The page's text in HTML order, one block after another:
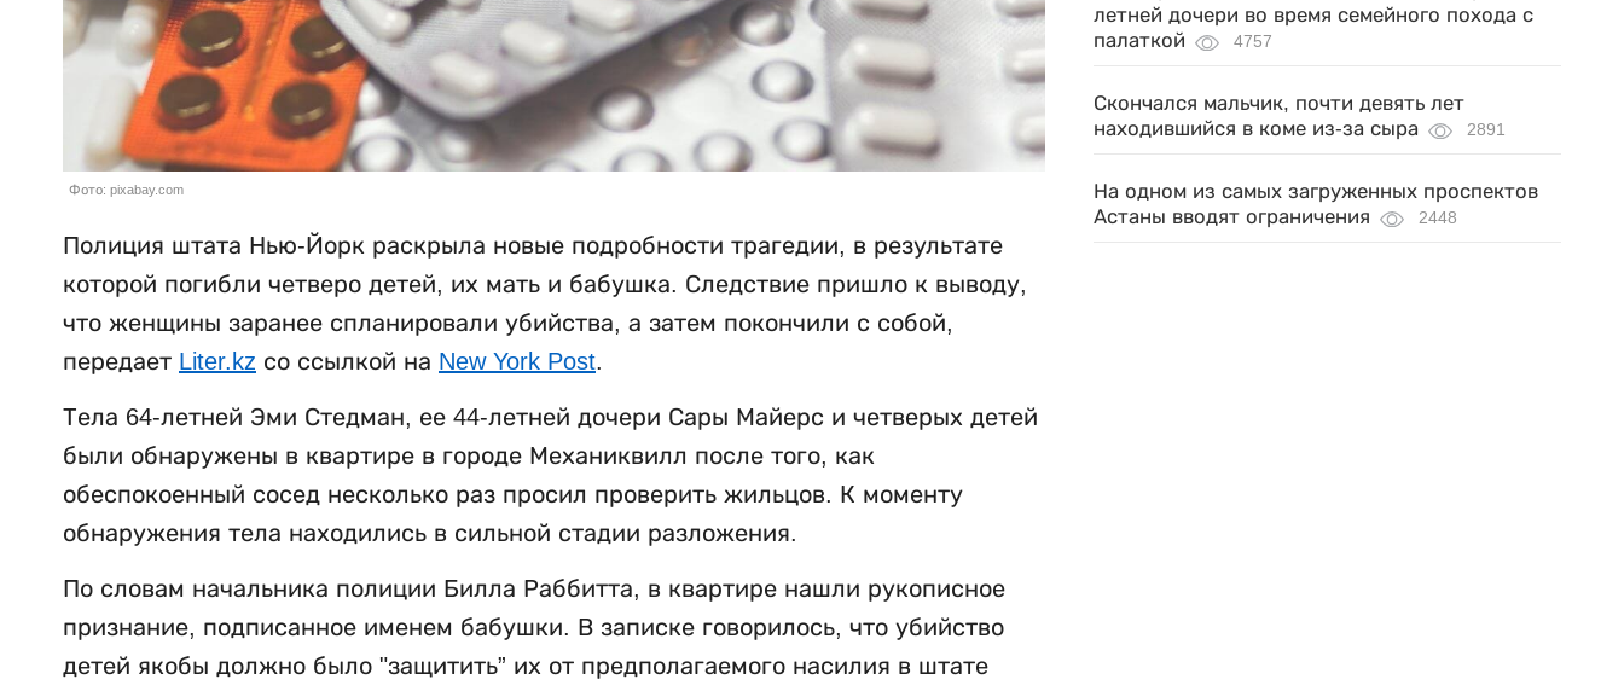
Фото: pixabay.com
Полиция штата Нью-Йорк раскрыла новые подробности трагедии, в результате
которой погибли четверо детей, их мать и бабушка. Следствие пришло к выводу,
что женщины заранее спланировали убийства, а затем покончили с собой,
передает Liter.kz со ссылкой на New York Post.
Тела 64-летней Эми Стедман, ее 44-летней дочери Сары Майерс и четверых детей
были обнаружены в квартире в городе Механиквилл после того, как
обеспокоенный сосед несколько раз просил проверить жильцов. К моменту
обнаружения тела находились в сильной стадии разложения.
По словам начальника полиции Билла Раббитта, в квартире нашли рукописное
признание, подписанное именем бабушки. В записке говорилось, что убийство
детей якобы должно было "защитить” их от предполагаемого насилия в штате
летней дочери во время семейного похода с
палаткой
4757
Скончался мальчик, почти девять лет
находившийся в коме из-за сыра
2891
На одном из самых загруженных проспектов
Астаны вводят ограничения
2448